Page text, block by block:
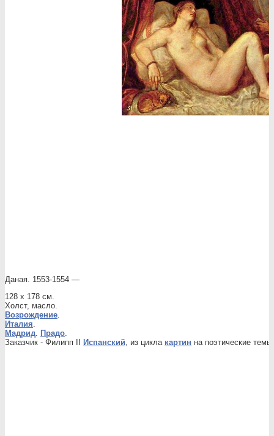
Даная. 1553-1554 —
128 x 178 см.
Холст, масло.
Возрождение.
Италия.
Мадрид. Прадо.
Заказчик - Филипп II
Испанский, из цикла картин на поэтические